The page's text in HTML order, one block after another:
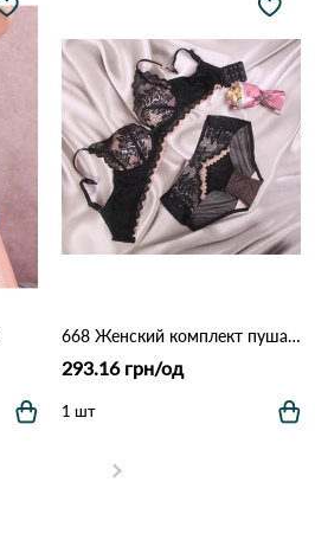
668 Женский комплект пушап Черно Бежевый
293.16 грн/од
1 шт